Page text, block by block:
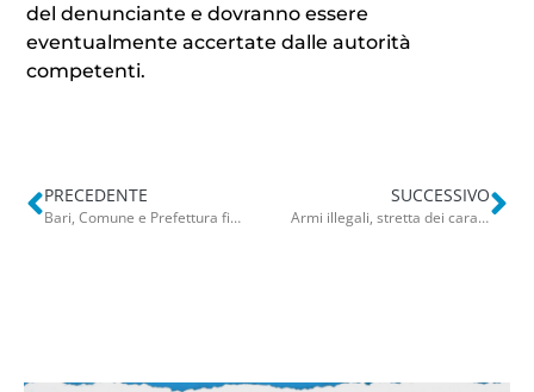
del denunciante e dovranno essere
eventualmente accertate dalle autorità
competenti.
PRECEDENTE
Bari, Comune e Prefettura firmano il patto antimafia: controlli rafforzati su appalti, B&B e locali
SUCCESSIVO
Armi illegali, stretta dei carabinieri nel Barese: 9 arresti e 41 armi sequestrate. Al San Paolo donna in casa con fucili